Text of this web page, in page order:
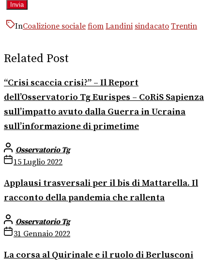
InCoalizione sociale fiom Landini sindacato Trentin
Related Post
“Crisi scaccia crisi?” – Il Report
dell’Osservatorio Tg Eurispes – CoRiS Sapienza
sull’impatto avuto dalla Guerra in Ucraina
sull’informazione di primetime
Osservatorio Tg
15 Luglio 2022
Applausi trasversali per il bis di Mattarella. Il
racconto della pandemia che rallenta
Osservatorio Tg
31 Gennaio 2022
La corsa al Quirinale e il ruolo di Berlusconi